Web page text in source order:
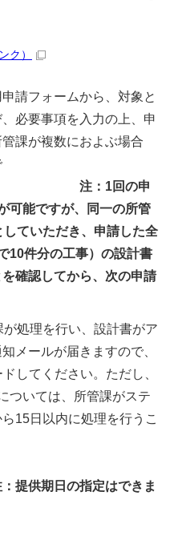
ク）
請フォームから、対象と
必要事項を入力の上、申
課が複数におよぶ場合
注：1回の申
可能ですが、同一の所管
ていただき、申請した全
10件分の工事）の設計書
確認してから、次の申請
処理を行い、設計書がア
メールが届きますので、
してください。ただし、
ついては、所管課がステ
15日以内に処理を行うこ
提供期日の指定はできま